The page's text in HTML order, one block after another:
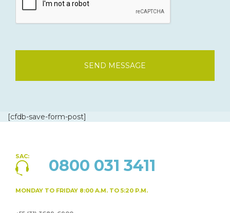
SEND MESSAGE
[cfdb-save-form-post]
SAC: 0800 031 3411
MONDAY TO FRIDAY 8:00 A.M. TO 5:20 P.M.